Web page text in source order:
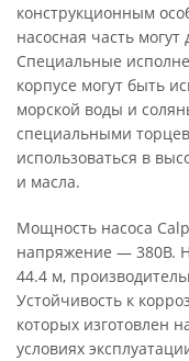
конструкционным
насосная часть
Специальные
корпусе могут быть
морской воды и
специальными
использоваться в
и масла.
Мощность насоса
напряжение — 380В.
44.4 м,
Устойчивость к
которых изготовлен
условиях